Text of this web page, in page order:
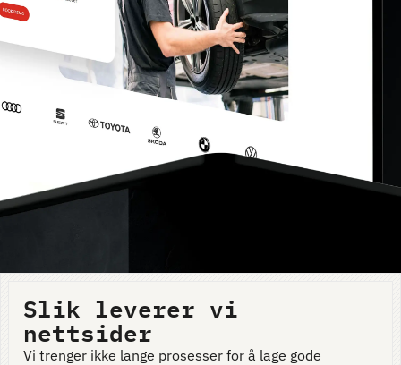
Slik leverer vi
nettsider
Vi trenger ikke lange prosesser for å lage gode